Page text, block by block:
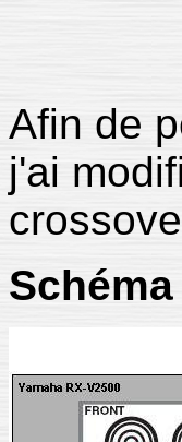
Afin de
j'ai
Schéma